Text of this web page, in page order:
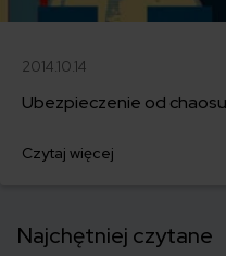
2014.10.14
Ubezpieczenie od
Czytaj więcej
Najchętniej czytane